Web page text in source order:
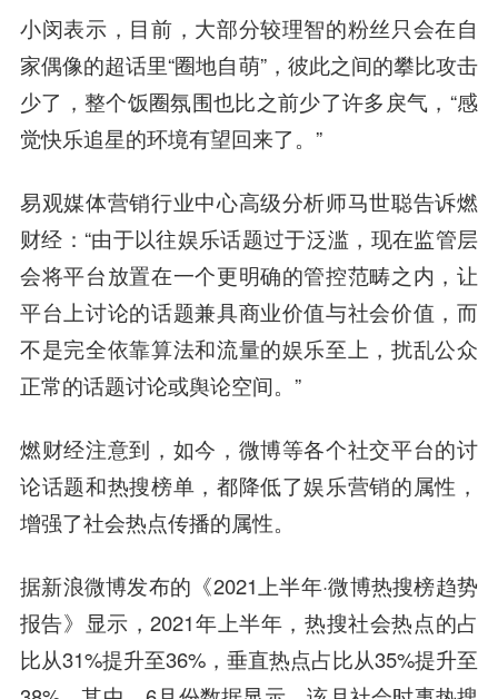
小闵表示，目前，大部分较理智的粉丝只会在自
家偶像的超话里“圈地自萌”，彼此之间的攀比攻击
少了，整个饭圈氛围也比之前少了许多戾气，“感
觉快乐追星的环境有望回来了。”
易观媒体营销行业中心高级分析师马世聪告诉燃
财经：“由于以往娱乐话题过于泛滥，现在监管层
会将平台放置在一个更明确的管控范畴之内，让
平台上讨论的话题兼具商业价值与社会价值，而
不是完全依靠算法和流量的娱乐至上，扰乱公众
正常的话题讨论或舆论空间。”
燃财经注意到，如今，微博等各个社交平台的讨
论话题和热搜榜单，都降低了娱乐营销的属性，
增强了社会热点传播的属性。
据新浪微博发布的《2021上半年·微博热搜榜趋势
报告》显示，2021年上半年，热搜社会热点的占
比从31%提升至36%，垂直热点占比从35%提升至